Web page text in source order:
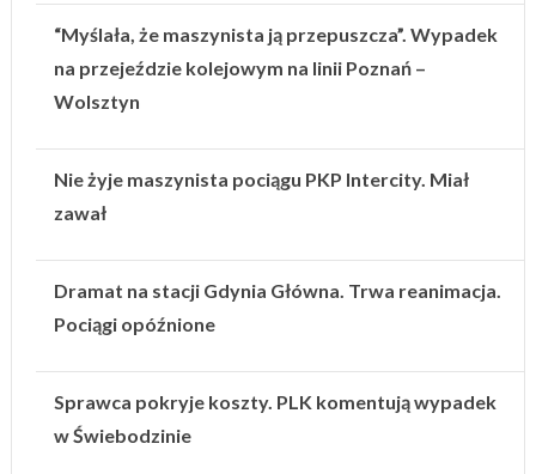
“Myślała, że maszynista ją przepuszcza”. Wypadek
na przejeździe kolejowym na linii Poznań –
Wolsztyn
Nie żyje maszynista pociągu PKP Intercity. Miał
zawał
Dramat na stacji Gdynia Główna. Trwa reanimacja.
Pociągi opóźnione
Sprawca pokryje koszty. PLK komentują wypadek
w Świebodzinie